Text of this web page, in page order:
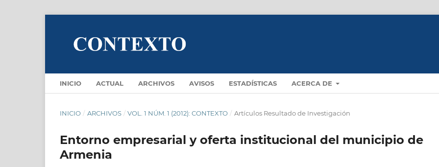
INICIO ACTUAL ARCHIVOS AVISOS ESTADÍSTICAS ACERCA DE
INICIO / ARCHIVOS / VOL. 1 NÚM. 1 (2012): CONTEXTO / Artículos Resultado de Investigación
Entorno empresarial y oferta institucional del municipio de
Armenia